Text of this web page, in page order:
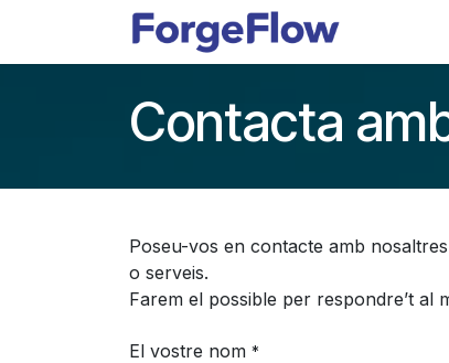
Contacta
Poseu-vos en contacte amb
o serveis.
Farem el possible per respondre’t al
El vostre nom *